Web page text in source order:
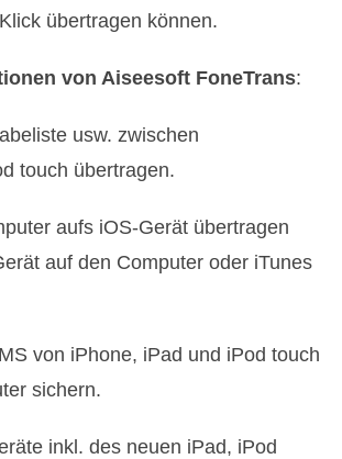
übertragen können.
von Aiseesoft FoneTrans:
usw. zwischen
touch übertragen.
aufs iOS-Gerät übertragen
auf den Computer oder iTunes
von iPhone, iPad und iPod touch
sichern.
inkl. des neuen iPad, iPod